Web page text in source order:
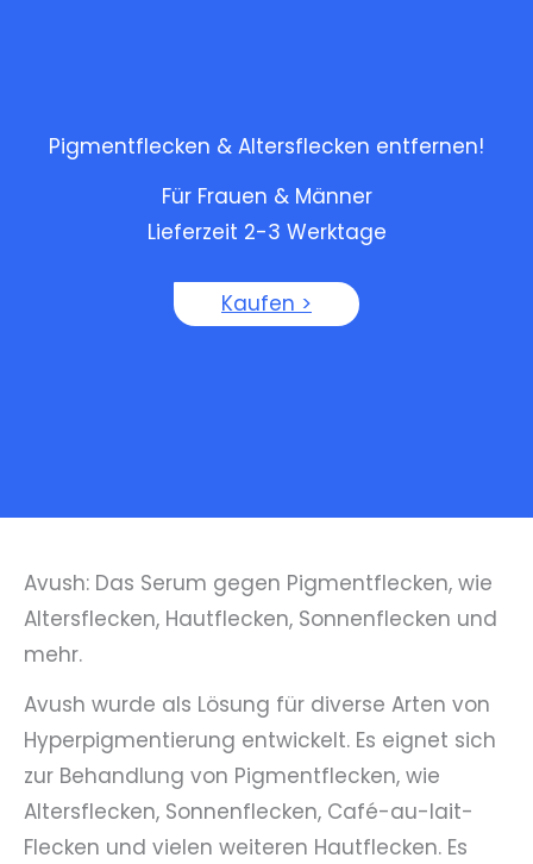
Pigmentflecken & Altersflecken entfernen!
Für Frauen & Männer
Lieferzeit 2-3 Werktage
Kaufen >
Avush: Das Serum gegen Pigmentflecken, wie
Altersflecken, Hautflecken, Sonnenflecken und
mehr.
Avush wurde als Lösung für diverse Arten von
Hyperpigmentierung entwickelt. Es eignet sich
zur Behandlung von Pigmentflecken, wie
Altersflecken, Sonnenflecken, Café-au-lait-
Flecken und vielen weiteren Hautflecken. Es